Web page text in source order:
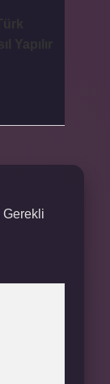
Gerekli